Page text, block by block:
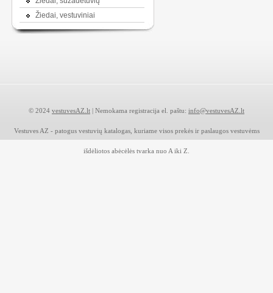
Žiedai, vestuviniai
© 2024 vestuvesAZ.lt | Nemokama registracija el. paštu: info@vestuvesAZ.lt
Vestuves AZ - patogus vestuvių katalogas, kuriame visos prekės ir paslaugos vestuvėms
išdėliotos abėcėlės tvarka nuo A iki Z.